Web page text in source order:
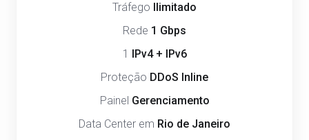
Tráfego Ilimitado
Rede 1 Gbps
1 IPv4 + IPv6
Proteção DDoS Inline
Painel Gerenciamento
Data Center em Rio de Janeiro